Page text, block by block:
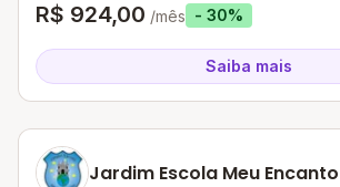
R$ 924,00 /mês - 30%
Saiba mais
Jardim Escola Meu Encanto